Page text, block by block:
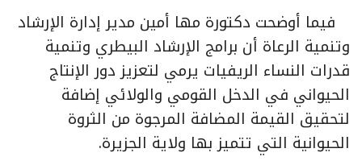
فيما أوضحت دكتورة مها أمين مدير إدارة الإرشاد
وتنمية الرعاة أن برامج الإرشاد البيطري وتنمية
قدرات النساء الريفيات يرمي لتعزيز دور الإنتاج
الحيواني في الدخل القومي والولائي إضافة
لتحقيق القيمة المضافة المرجوة من الثروة
الحيوانية التي تتميز بها ولاية الجزيرة.